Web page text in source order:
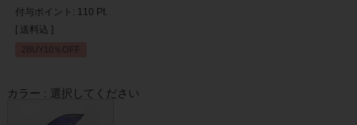
付与ポイント: 110 Pt.
送料込
2BUY10％OFF
カラー 選択してください